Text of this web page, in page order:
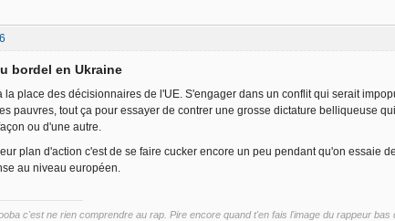
bordel en Ukraine
la place des décisionnaires de l'UE. S'engager dans un conflit qui serait
pauvres, tout ça pour essayer de contrer une grosse dictature belliqueuse
ou d'une autre.
plan d'action c'est de se faire cucker encore un peu pendant qu'on essaie
au niveau européen.
c'est ne rien comprendre au rap. Pire encore quand t'en fais l'image du rappeur